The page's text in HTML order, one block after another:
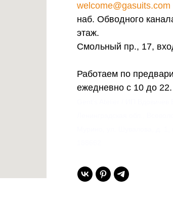
welcome@gasuits.com
наб. Обводного
этаж.
Смольный пр., 17,
Работаем по
ежедневно с 10 до 22.